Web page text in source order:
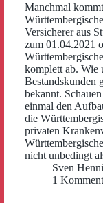
Manchmal
Versicherer aus
zum 01.04.2021
komplett ab. Wie
Bestandskunden
bekannt.
einmal den
die
privaten
nicht unbedingt
Sven
1